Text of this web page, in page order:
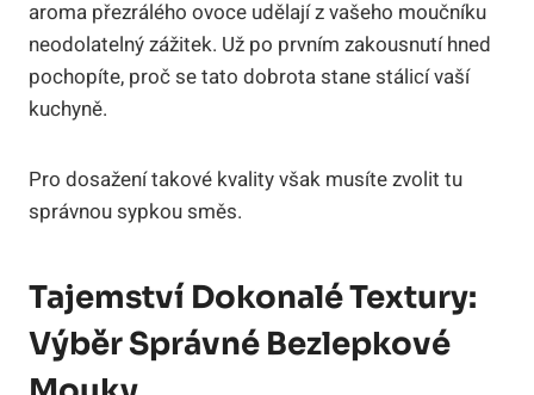
aroma přezrálého ovoce udělají z vašeho moučníku
neodolatelný zážitek. Už po prvním zakousnutí hned
pochopíte, proč se tato dobrota stane stálicí vaší
kuchyně.
Pro dosažení takové kvality však musíte zvolit tu
správnou sypkou směs.
Tajemství Dokonalé Textury:
Výběr Správné Bezlepkové